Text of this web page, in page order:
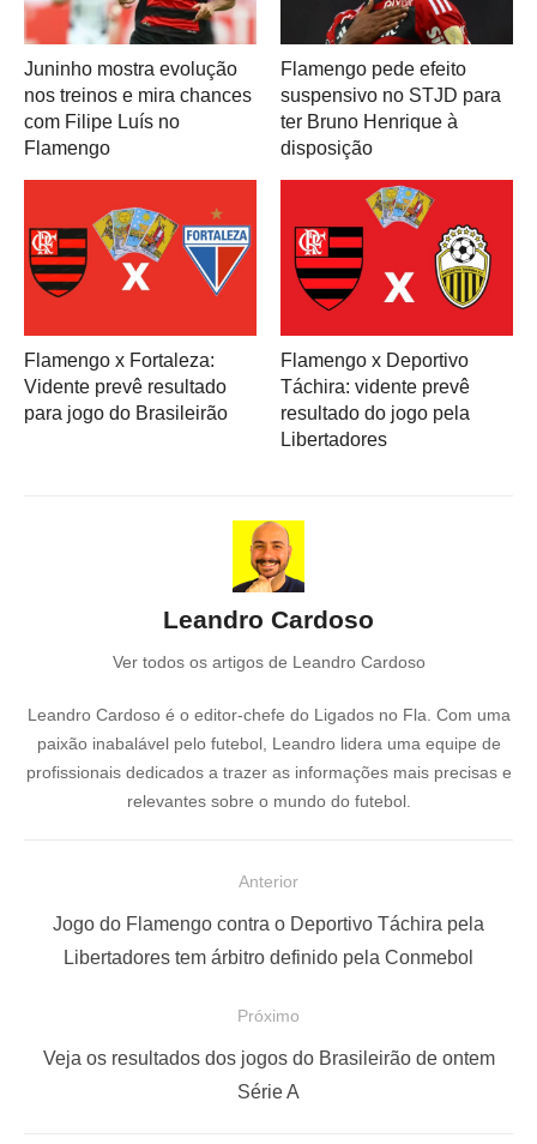
Juninho mostra evolução
nos treinos e mira chances
com Filipe Luís no
Flamengo
Flamengo pede efeito
suspensivo no STJD para
ter Bruno Henrique à
disposição
Flamengo x Fortaleza:
Vidente prevê resultado
para jogo do Brasileirão
Flamengo x Deportivo
Táchira: vidente prevê
resultado do jogo pela
Libertadores
Leandro Cardoso
Ver todos os artigos de Leandro Cardoso
Leandro Cardoso é o editor-chefe do Ligados no Fla. Com uma
paixão inabalável pelo futebol, Leandro lidera uma equipe de
profissionais dedicados a trazer as informações mais precisas e
relevantes sobre o mundo do futebol.
Anterior
a
Jogo do Flamengo contra o Deportivo Táchira pela
Libertadores tem árbitro definido pela Conmebol
Próximo
PVeja os resultados dos jogos do Brasileirão de ontem
Série A